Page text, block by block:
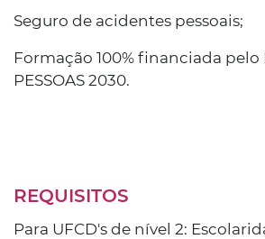
Seguro de acidentes pessoais;
Formação 100% financiada pelo
PESSOAS 2030.
REQUISITOS
Para UFCD's de nível 2: